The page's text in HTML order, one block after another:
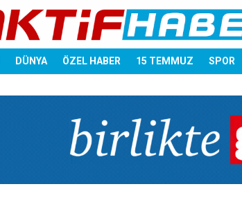
DÜNYA ÖZEL HABER 15 TEMMUZ SPOR